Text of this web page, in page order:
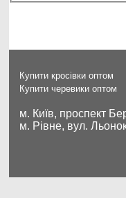
Купити кросівки оптом
Купити черевики оптом
м. Київ, проспект
м. Рівне, вул.